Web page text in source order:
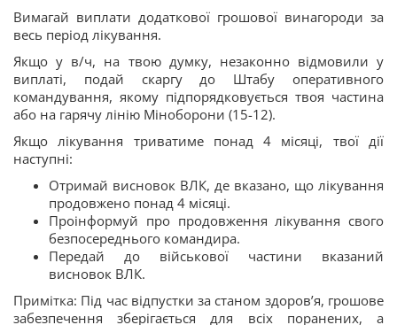
Вимагай виплати додаткової грошової винагороди за
весь період лікування.
Якщо у в/ч, на твою думку, незаконно відмовили у
виплаті, подай скаргу до Штабу оперативного
командування, якому підпорядковується твоя частина
або на гарячу лінію Міноборони (15-12).
Якщо лікування триватиме понад 4 місяці, твої дії
наступні:
Отримай висновок ВЛК, де вказано, що лікування
продовжено понад 4 місяці.
Проінформуй про продовження лікування свого
безпосереднього командира.
Передай до військової частини вказаний
висновок ВЛК.
Примітка: Під час відпустки за станом здоров’я, грошове
забезпечення зберігається для всіх поранених, а